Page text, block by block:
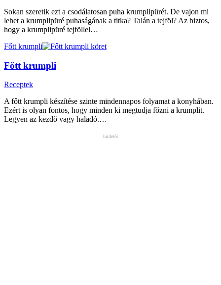
Sokan szeretik ezt a csodálatosan puha krumplipürét. De vajon mi
lehet a krumplipüré puhaságának a titka? Talán a tejföl? Az biztos,
hogy a krumplipüré tejföllel…
Főtt krumpli
Főtt krumpli
Receptek
A főtt krumpli készítése szinte mindennapos folyamat a konyhában.
Ezért is olyan fontos, hogy minden ki megtudja főzni a krumplit.
Legyen az kezdő vagy haladó.…
hirdetés